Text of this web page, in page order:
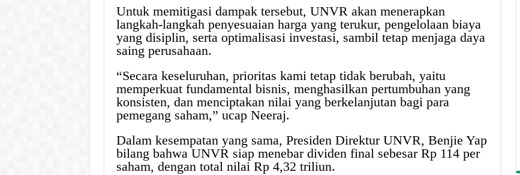
Untuk memitigasi dampak tersebut, UNVR akan menerapkan
langkah-langkah penyesuaian harga yang terukur, pengelolaan biaya
yang disiplin, serta optimalisasi investasi, sambil tetap menjaga daya
saing perusahaan.
“Secara keseluruhan, prioritas kami tetap tidak berubah, yaitu
memperkuat fundamental bisnis, menghasilkan pertumbuhan yang
konsisten, dan menciptakan nilai yang berkelanjutan bagi para
pemegang saham,” ucap Neeraj.
Dalam kesempatan yang sama, Presiden Direktur UNVR, Benjie Yap
bilang bahwa UNVR siap menebar dividen final sebesar Rp 114 per
saham, dengan total nilai Rp 4,32 triliun.